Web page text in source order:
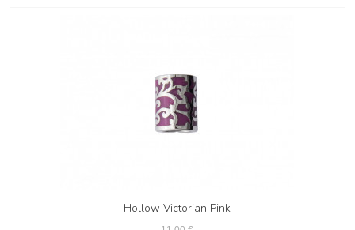
Hollow Victorian Pink